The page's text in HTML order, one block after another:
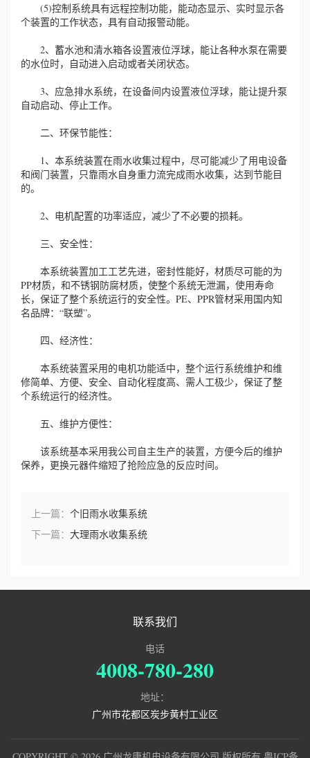
(5)控制系统具有远程控制功能，能动态显示、实时显示各
个装置的工作状态，具有自动报警动能。
2、蓄水池和清水箱各设置液位浮球，能让各种水泵在需要
的水位时，自动进入启动或者关闭状态。
3、应急排水系统，在设备间内设置液位浮球，能让提升泵
自动启动、停止工作。
二、环保节能性：
1、本系统装置在雨水收集过程中，尽可能减少了用电设备
和阀门装置，只靠雨水自身重力流完成雨水收集，达到节能目
的。
2、电机配置的功率适应，减少了不必要的损耗。
三、安全性：
本系统装置加工工艺先进，密封性能好，材质尽可能的为
PP材质，和不锈钢防腐材质，使整个系统无泄漏，使用寿命
长，保证了整个系统运行的安全性。PE、PPR管材采用国内知
名品牌：“联塑”。
四、经济性：
本系统装置采用的电机功能适中，整个运行系统维护和维
修简单、方便、安全、自动化程度高、需人工极少，保证了整
个系统运行的经济性。
五、维护方便性：
该系统基本采用我公司自主生产的装置，方便今后的维护
保养，更换元器件缩短了抢险应急的反应时间。
上一篇： 个旧雨水收集系统
下一篇： 大理雨水收集系统
联系我们
电话
4008-780-280
地址：
广州市花都区炭步黄村工业区